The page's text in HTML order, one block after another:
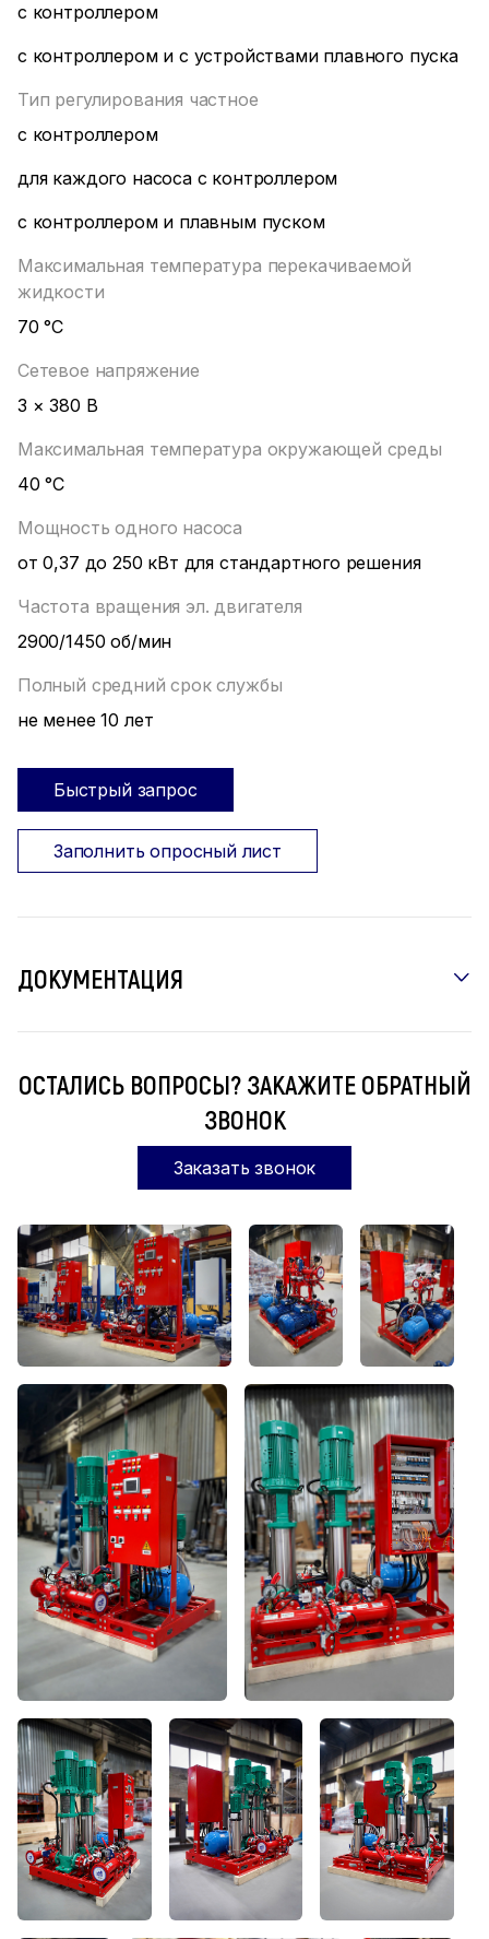
с контроллером
с контроллером и с устройствами плавного пуска
Тип регулирования частное
с контроллером
для каждого насоса с контроллером
с контроллером и плавным пуском
Максимальная температура перекачиваемой
жидкости
70 °С
Сетевое напряжение
3 × 380 В
Максимальная температура окружающей среды
40 °С
Мощность одного насоса
от 0,37 до 250 кВт для стандартного решения
Частота вращения эл. двигателя
2900/1450 об/мин
Полный средний срок службы
не менее 10 лет
Быстрый запрос
Заполнить опросный лист
ДОКУМЕНТАЦИЯ
ОСТАЛИСЬ ВОПРОСЫ? ЗАКАЖИТЕ ОБРАТНЫЙ
ЗВОНОК
Заказать звонок